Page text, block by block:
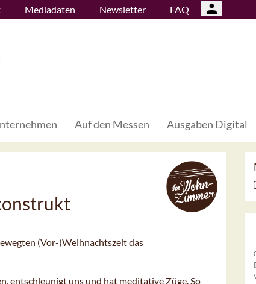
Mediadaten Newsletter FAQ
Auf den Messen Ausgaben Digital
(Vor-)Weihnachtszeit das
entschleunigt uns und hat meditative Züge. So